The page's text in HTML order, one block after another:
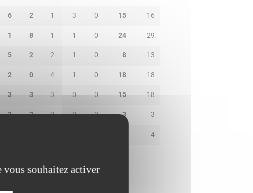
6 2 1 3 0 15 16
1 8 1 1 0 24 29
5 2 2 1 0 8 13
2 0 4 1 0 18 18
3 3 3 0 0 15 18
2 2 0 0 0 3 3
4
souhaitez activer